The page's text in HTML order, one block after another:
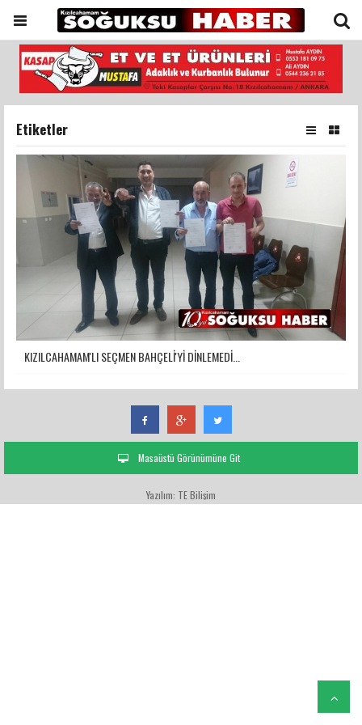
Etiketler
KIZILCAHAMAM'LI SEÇMEN BAHÇELİ'Yİ DİNLEMEDİ...
Masaüstü Görünümüne Git
Yazılım: TE Bilişim